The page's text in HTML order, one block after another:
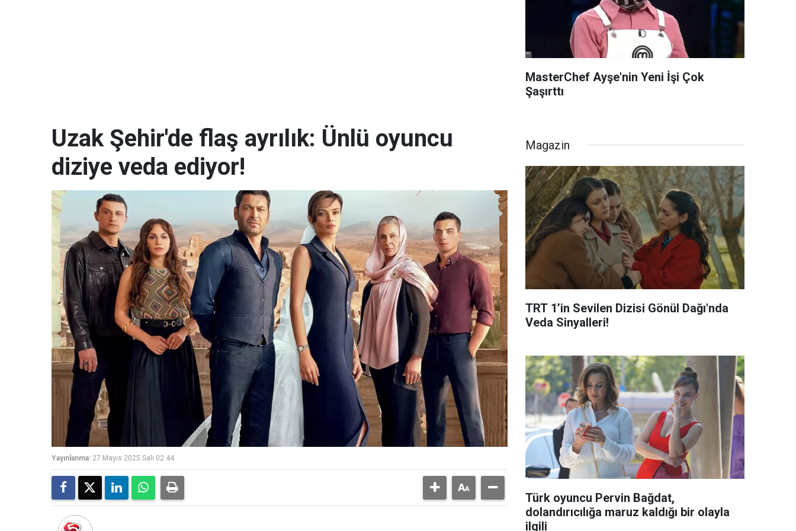
MasterChef Ayşe'nin Yeni İşi Çok
Şaşırttı
Uzak Şehir'de flaş ayrılık: Ünlü oyuncu
diziye veda ediyor!
Yayınlanma: 27 Mayıs 2025 Salı 02:44
Magazin
TRT 1’in Sevilen Dizisi Gönül Dağı'nda
Veda Sinyalleri!
Türk oyuncu Pervin Bağdat,
dolandırıcılığa maruz kaldığı bir olayla
ilgili